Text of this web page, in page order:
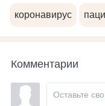
коронавирус
Комментарии